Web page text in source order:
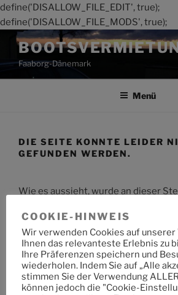
define('DISALLOW_FILE_EDIT', true);
define('DISALLOW_FILE_MODS', true);
Zum
Inhalt
springenFaaborg-Dänemark
Menü
DIE SEITE KONNTE LEIDER
GEFUNDEN WERDEN.
Wie es aussieht, wurde an dieser
Suche
nach:
COOKIE-HINWEIS
Wir verwenden Cookies auf unserer
Ihnen das relevanteste Erlebnis zu
Ihre Präferenzen speichern und
wiederholen. Indem Sie auf „Alle
stimmen Sie der Verwendung
können jedoch die "Cookie-